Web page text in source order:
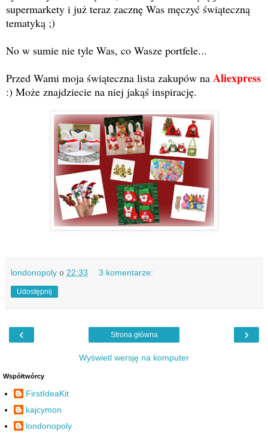
supermarkety i już teraz zacznę Was męczyć świąteczną
tematyką ;)
No w sumie nie tyle Was, co Wasze portfele...
Przed Wami moja świąteczna lista zakupów na Aliexpress
:) Może znajdziecie na niej jakąś inspirację.
londonopoly o 22:33 3 komentarze:
Udostępnij
‹ ›
Strona główna
Wyświetl wersję na komputer
Współtwórcy
FirstIdeaKit
kajcymon
londonopoly